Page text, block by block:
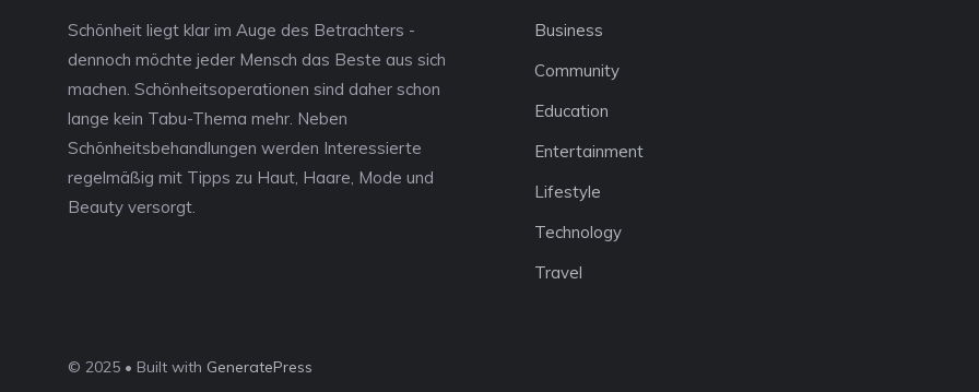
Schönheit liegt klar im Auge des Betrachters -
dennoch möchte jeder Mensch das Beste aus sich
machen. Schönheitsoperationen sind daher schon
lange kein Tabu-Thema mehr. Neben
Schönheitsbehandlungen werden Interessierte
regelmäßig mit Tipps zu Haut, Haare, Mode und
Beauty versorgt.
Business
Community
Education
Entertainment
Lifestyle
Technology
Travel
© 2025 • Built with GeneratePress